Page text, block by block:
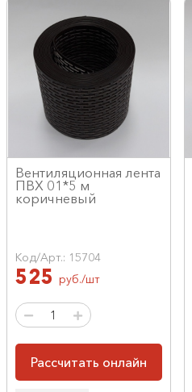
Вентиляционная лента
ПВХ 01*5 м
коричневый
Код/Арт.: 15704
525 руб./шт
Рассчитать онлайн